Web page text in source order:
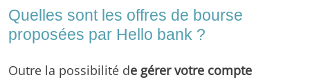
Quelles sont les offres de bourse
proposées par Hello bank ?
Outre la possibilité de gérer votre compte